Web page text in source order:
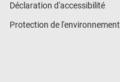
Déclaration d'accessibilité
Protection de l'environnement